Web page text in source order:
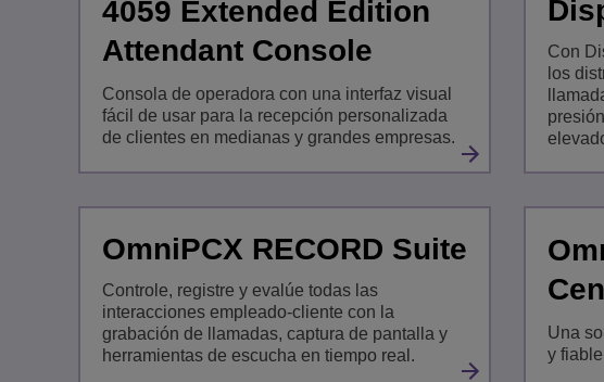
4059 Extended Edition
Attendant Console
Consola de operadora con una interfaz visual
fácil de usar para la recepción personalizada
de clientes en medianas y grandes empresas.
Con
los
OmniPCX RECORD Suite
Controle, registre y evalúe todas las
interacciones empleado-cliente con la
grabación de llamadas, captura de pantalla y
herramientas de escucha en tiempo real.
Una
y